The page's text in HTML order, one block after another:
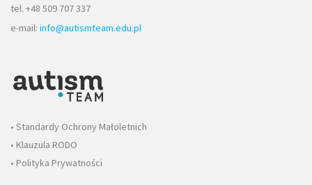
tel. +48 509 707 337
e-mail: info@autismteam.edu.pl
• Standardy Ochrony Małoletnich
• Klauzula RODO
• Polityka Prywatności